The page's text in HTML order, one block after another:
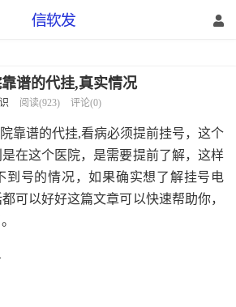
谱的代挂,真实情况
阅读(923) 评论(0)
院靠谱的代挂,看病必须提前挂号，这个
在这个医院，是需要提前了解，这样
到号的情况，如果确实想了解挂号电
可以好好这篇文章可以快速帮助你，